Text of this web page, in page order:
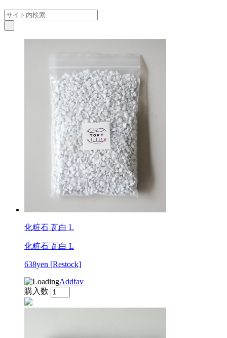
化粧石 瓦白 L
化粧石 瓦白 L
638yen [Restock]
Addfav
購入数